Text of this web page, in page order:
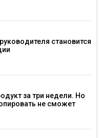
становится
за три недели. Но
не сможет